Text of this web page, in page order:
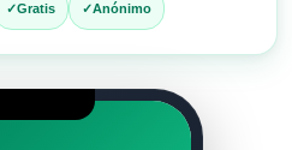
Gratis Anónimo